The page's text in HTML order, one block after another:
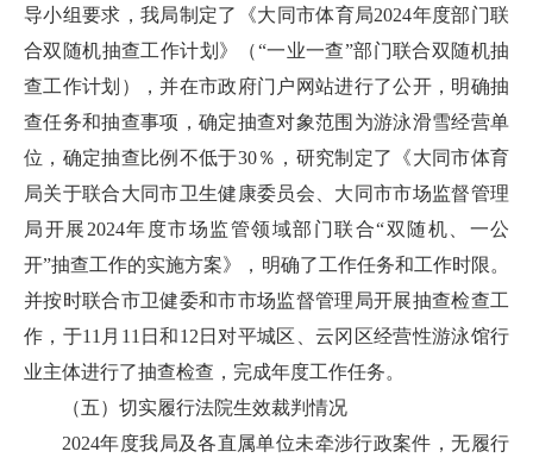
导小组要求，我局制定了《大同市体育局2024年度部门联
合双随机抽查工作计划》（“一业一查”部门联合双随机抽
查工作计划），并在市政府门户网站进行了公开，明确抽
查任务和抽查事项，确定抽查对象范围为游泳滑雪经营单
位，确定抽查比例不低于30％，研究制定了《大同市体育
局关于联合大同市卫生健康委员会、大同市市场监督管理
局开展2024年度市场监管领域部门联合“双随机、一公
开”抽查工作的实施方案》，明确了工作任务和工作时限。
并按时联合市卫健委和市市场监督管理局开展抽查检查工
作，于11月11日和12日对平城区、云冈区经营性游泳馆行
业主体进行了抽查检查，完成年度工作任务。
（五）切实履行法院生效裁判情况
2024年度我局及各直属单位未牵涉行政案件，无履行